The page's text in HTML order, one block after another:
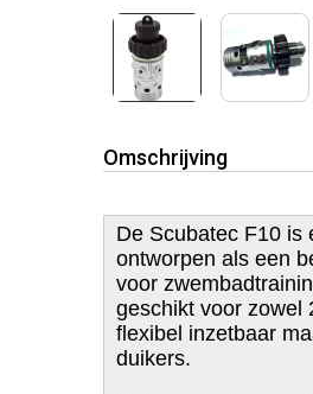
Omschrijving
De Scubatec F10 is
ontworpen als een
voor
geschikt voor zowel
flexibel inzetbaar
duikers.